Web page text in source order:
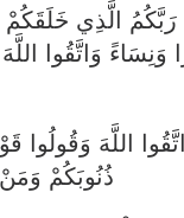
رَبَّكُمُ الَّذِي
وَنِسَاءً وَاتَّقُوا
اتَّقُوا اللَّهَ
ذُنُوبَكُمْ